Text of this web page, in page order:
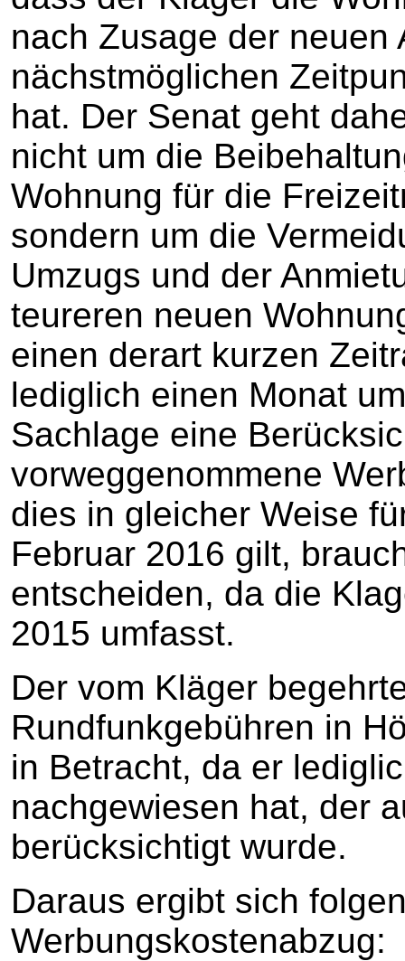
nach Zusage der neuen
nächstmöglichen
hat. Der Senat geht
nicht um die
Wohnung für die
sondern um die
Umzugs und der
teureren neuen
einen derart kurzen
lediglich einen Monat
Sachlage eine
vorweggenommene
dies in gleicher Weise
Februar 2016 gilt,
entscheiden, da die
2015 umfasst.
Der vom Kläger
Rundfunkgebühren in
in Betracht, da er
nachgewiesen hat, der
berücksichtigt wurde.
Daraus ergibt sich
Werbungskostenabzug: